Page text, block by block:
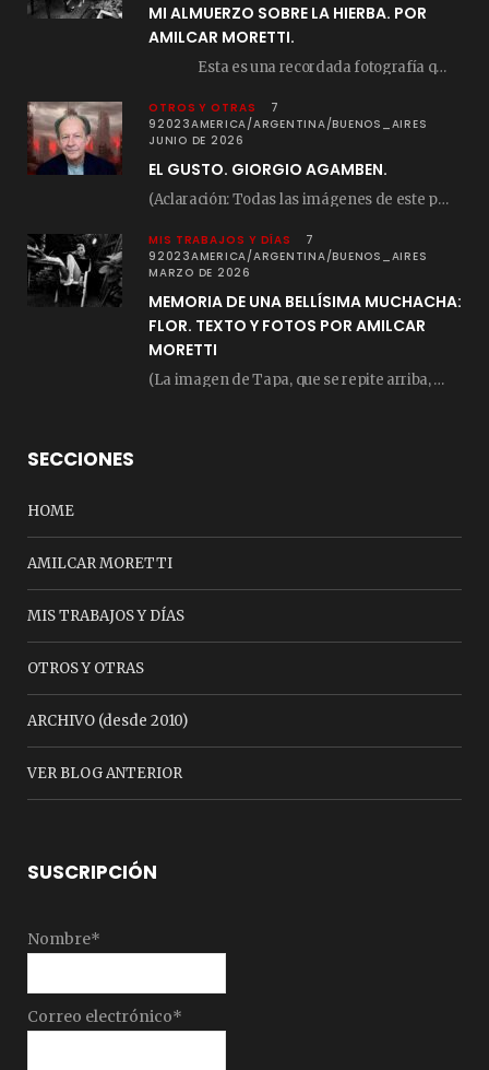
MI ALMUERZO SOBRE LA HIERBA. POR
AMILCAR MORETTI.
Esta es una recordada fotografía que registré…
OTROS Y OTRAS
7
92023AMERICA/ARGENTINA/BUENOS_AIRES
JUNIO DE 2026
EL GUSTO. GIORGIO AGAMBEN.
(Aclaración: Todas las imágenes de este posteo fueron tomadas de Bloghemia.com, y todos los…
MIS TRABAJOS Y DÍAS
7
92023AMERICA/ARGENTINA/BUENOS_AIRES
MARZO DE 2026
MEMORIA DE UNA BELLÍSIMA MUCHACHA:
FLOR. TEXTO Y FOTOS POR AMILCAR
MORETTI
(La imagen de Tapa, que se repite arriba, fue compuesta por Amilcar Moretti el viernes…
SECCIONES
HOME
AMILCAR MORETTI
MIS TRABAJOS Y DÍAS
OTROS Y OTRAS
ARCHIVO (desde 2010)
VER BLOG ANTERIOR
SUSCRIPCIÓN
Nombre*
Correo electrónico*